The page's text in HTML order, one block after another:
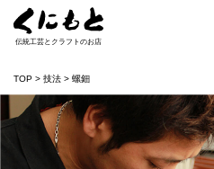
伝統工芸とクラフトのお店
TOP 技法 螺鈿